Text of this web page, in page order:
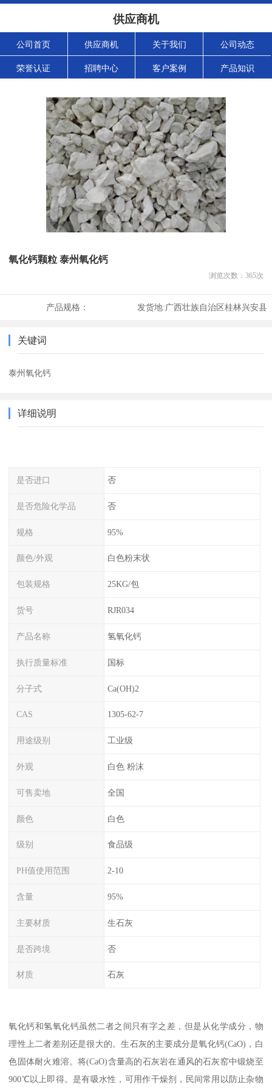
供应商机
公司首页 供应商机 关于我们 公司动态
荣誉认证 招聘中心 客户案例 产品知识
氧化钙颗粒 泰州氧化钙
浏览次数： 365次
产品规格： 发货地:广西壮族自治区桂林兴安县
关键词
泰州氧化钙
详细说明
是否进口 否
是否危险化学品 否
规格 95%
颜色/外观 白色粉末状
包装规格 25KG/包
货号 RJR034
产品名称 氢氧化钙
执行质量标准 国标
分子式 Ca(OH)2
CAS 1305-62-7
用途级别 工业级
外观 白色 粉沫
可售卖地 全国
颜色 白色
级别 食品级
PH值使用范围 2-10
含量 95%
主要材质 生石灰
是否跨境 否
材质 石灰
氧化钙和氢氧化钙虽然二者之间只有字之差，但是从化学成分，物
理性上二者差别还是很大的。生石灰的主要成分是氧化钙(CaO)，白
色固体耐火难溶。将(CaO)含量高的石灰岩在通风的石灰窑中锻烧至
900℃以上即得。是有吸水性，可用作干燥剂，民间常用以防止杂物